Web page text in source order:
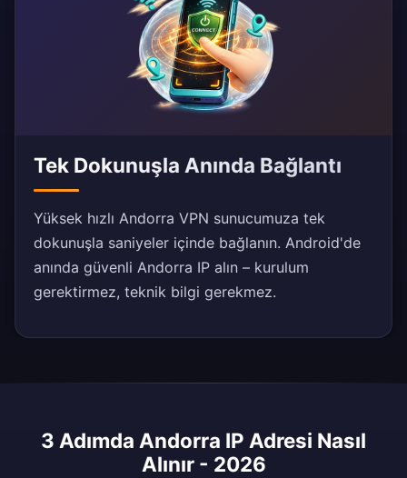
Tek Dokunuşla Anında Bağlantı
Yüksek hızlı Andorra VPN sunucumuza tek
dokunuşla saniyeler içinde bağlanın. Android'de
anında güvenli Andorra IP alın – kurulum
gerektirmez, teknik bilgi gerekmez.
3 Adımda Andorra IP Adresi Nasıl
Alınır - 2026